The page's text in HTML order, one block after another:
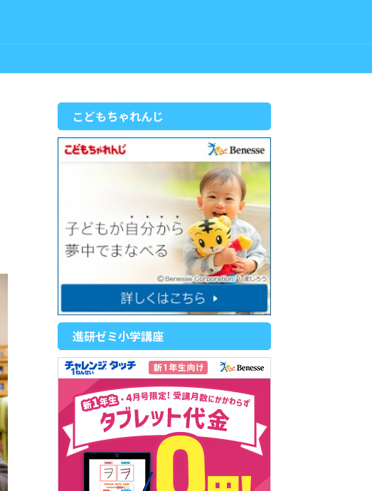
こどもちゃれんじ
進研ゼミ小学講座